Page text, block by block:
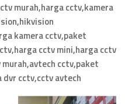
murah,harga cctv,kamera
kamera cctv,paket
cctv mini,harga cctv
cctv,paket
dvr cctv,cctv avtech